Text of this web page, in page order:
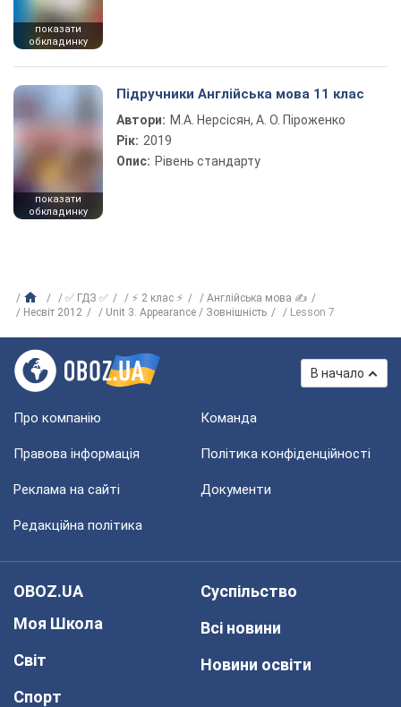
показати
обкладинку
показати
обкладинку
Підручники Англійська мова 11 клас
Автори: М.А. Нерсісян, А. О. Піроженко
Рік: 2019
Опис: Рівень стандарту
✅ ГДЗ ✅ ⚡ 2 клас ⚡
Англійська мова ✍
Несвіт 2012
Unit 3. Appearance / Зовнішність Lesson 7
В начало
Про компанію Команда
Правова інформація Політика конфіденційності
Реклама на сайті Документи
Редакційна політика
OBOZ.UA
Моя Школа
Світ
Спорт
Суспільство
Всі новини
Новини освіти